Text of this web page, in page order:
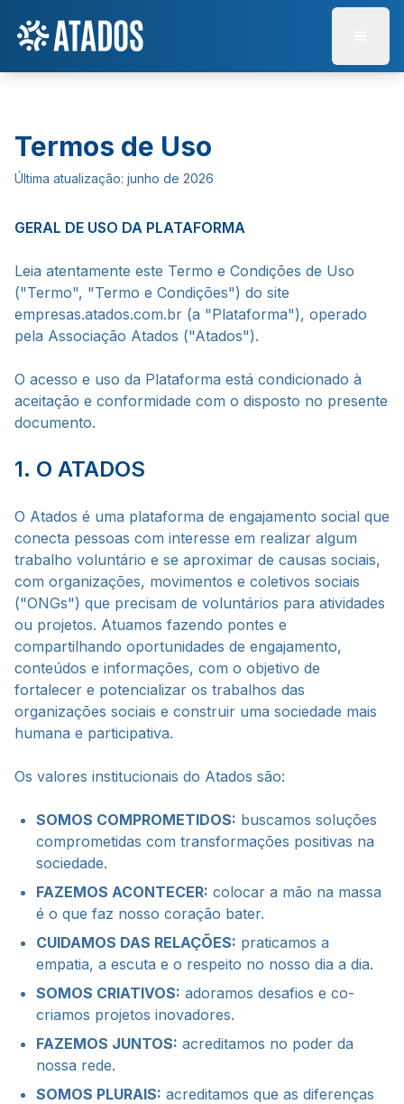
Termos de Uso
Última atualização: junho de 2026
GERAL DE USO DA PLATAFORMA
Leia atentamente este Termo e Condições de Uso
("Termo", "Termo e Condições") do site
empresas.atados.com.br (a "Plataforma"), operado
pela Associação Atados ("Atados").
O acesso e uso da Plataforma está condicionado à
aceitação e conformidade com o disposto no presente
documento.
1. O ATADOS
O Atados é uma plataforma de engajamento social que
conecta pessoas com interesse em realizar algum
trabalho voluntário e se aproximar de causas sociais,
com organizações, movimentos e coletivos sociais
("ONGs") que precisam de voluntários para atividades
ou projetos. Atuamos fazendo pontes e
compartilhando oportunidades de engajamento,
conteúdos e informações, com o objetivo de
fortalecer e potencializar os trabalhos das
organizações sociais e construir uma sociedade mais
humana e participativa.
Os valores institucionais do Atados são:
SOMOS COMPROMETIDOS: buscamos soluções
comprometidas com transformações positivas na
sociedade.
FAZEMOS ACONTECER: colocar a mão na massa
é o que faz nosso coração bater.
CUIDAMOS DAS RELAÇÕES: praticamos a
empatia, a escuta e o respeito no nosso dia a dia.
SOMOS CRIATIVOS: adoramos desafios e co-
criamos projetos inovadores.
FAZEMOS JUNTOS: acreditamos no poder da
nossa rede.
SOMOS PLURAIS: acreditamos que as diferenças